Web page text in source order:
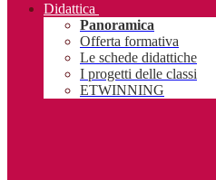
Didattica
Panoramica
Offerta formativa
Le schede didattiche
I progetti delle classi
ETWINNING